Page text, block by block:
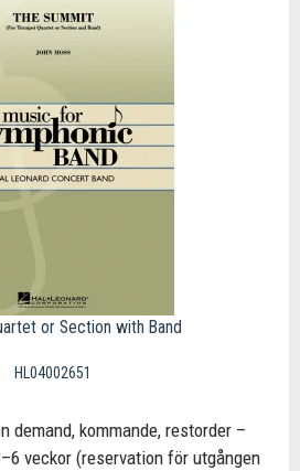
or Section with Band
HL04002651
demand, kommande, restorder –
veckor (reservation för utgången